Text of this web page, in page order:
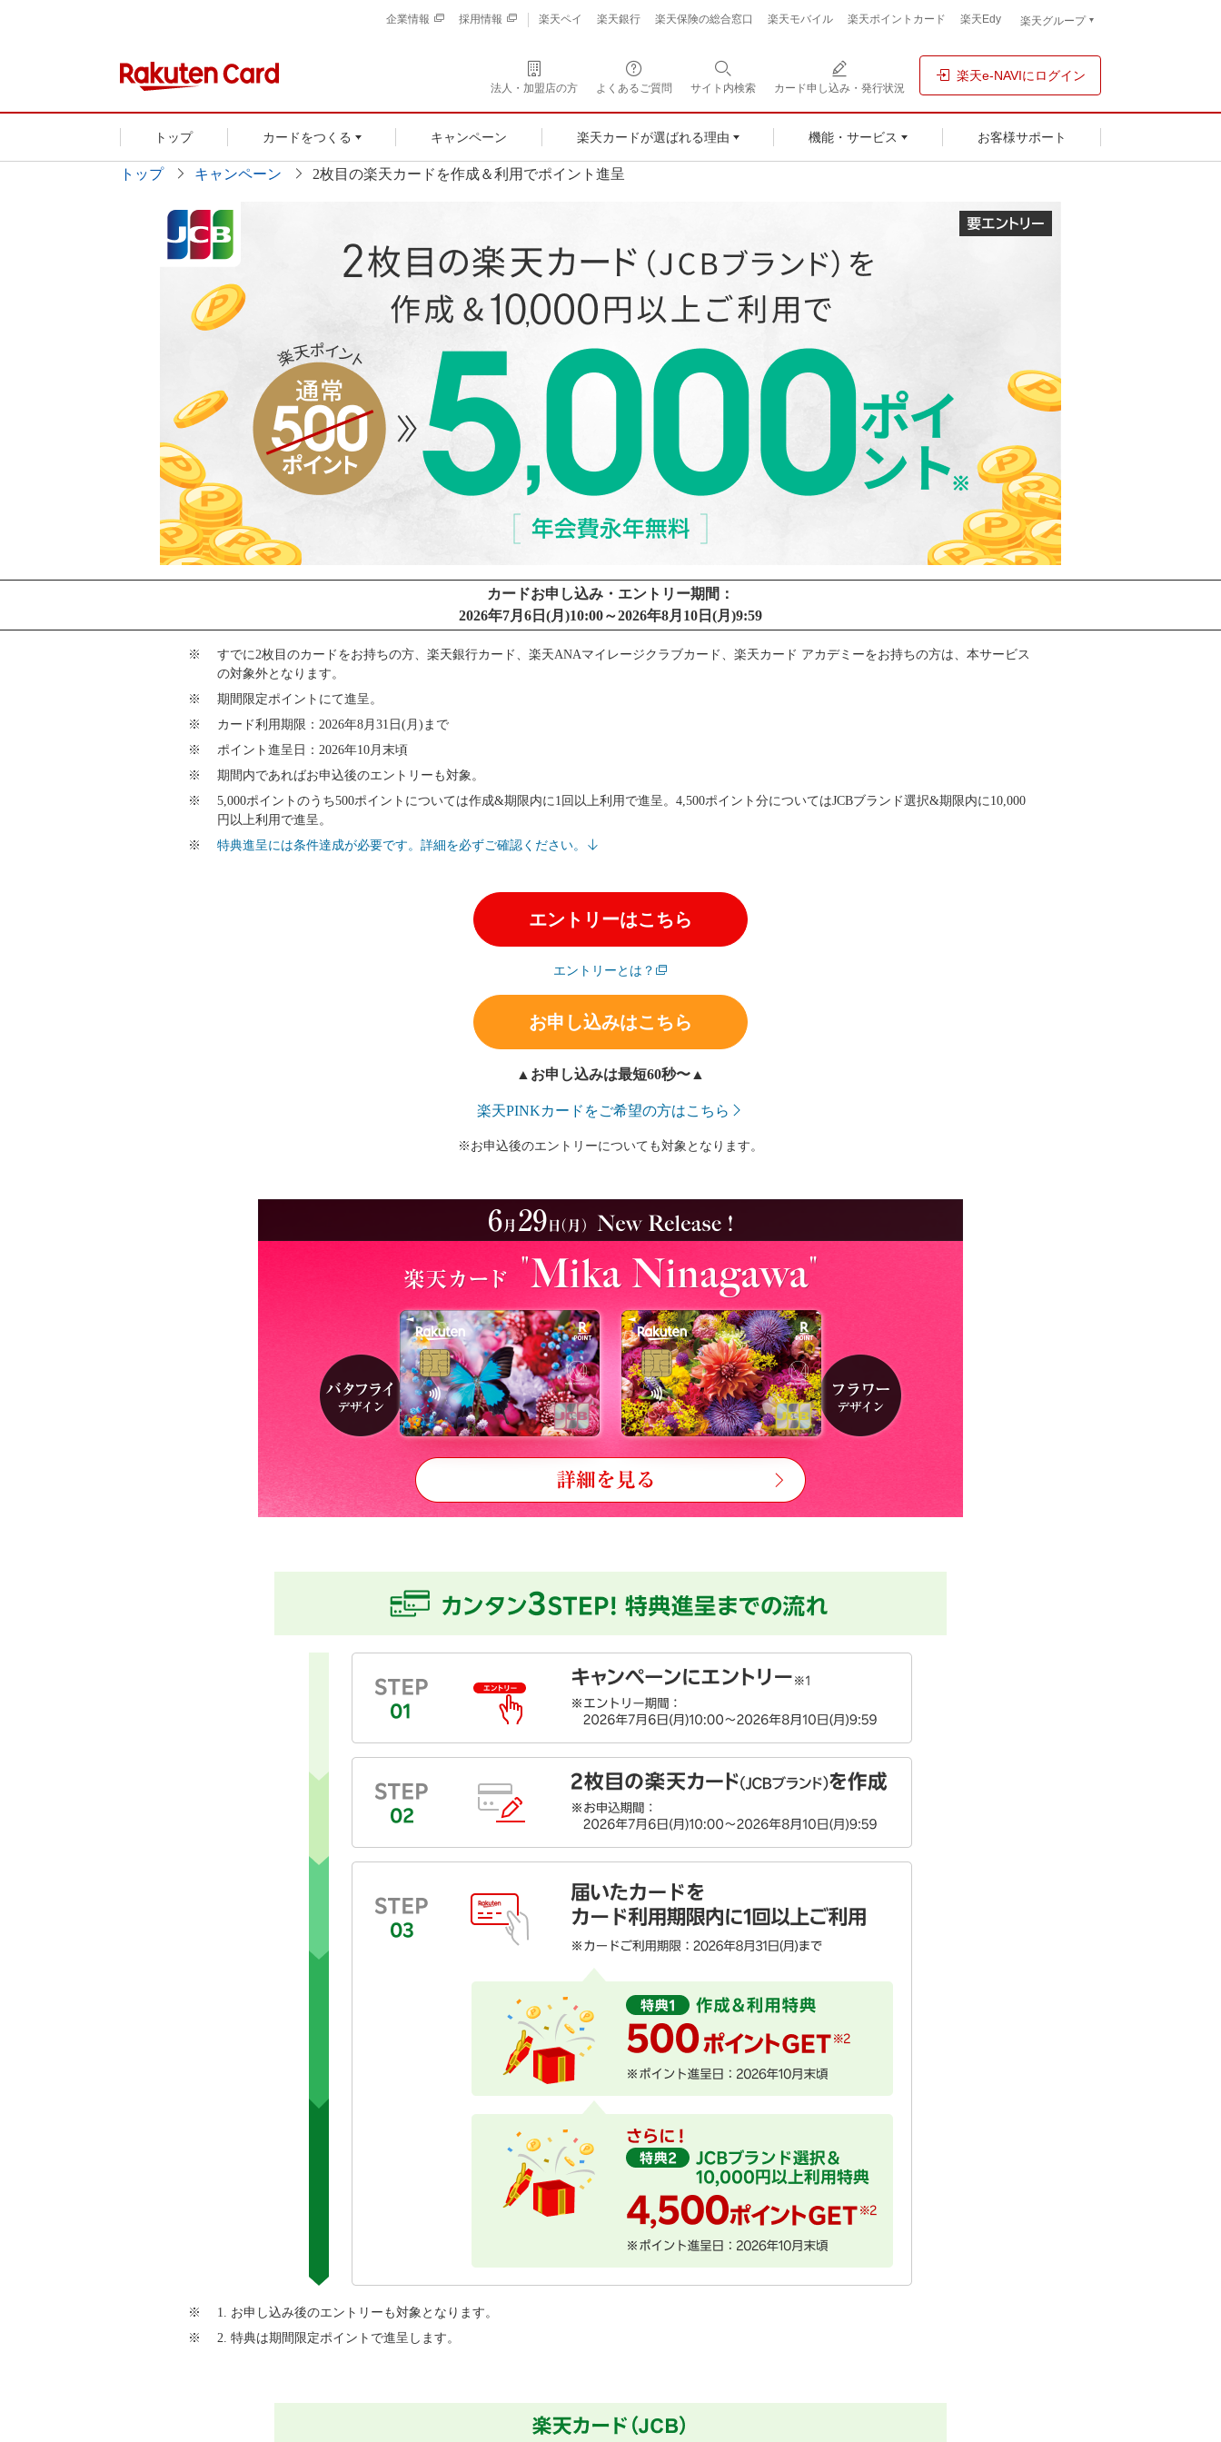
企業情報 採用情報 楽天ペイ 楽天銀行 楽天保険の総合窓口 楽天モバイル 楽天ポイントカード 楽天Edy 楽天グループ
法人・加盟店の方 よくあるご質問 サイト内検索 カード申し込み・発行状況
楽天e-NAVIにログイン
トップ カードをつくる キャンペーン 楽天カードが選ばれる理由 機能・サービス お客様サポート
トップ キャンペーン 2枚目の楽天カードを作成＆利用でポイント進呈
カードお申し込み・エントリー期間：
2026年7月6日(月)10:00～2026年8月10日(月)9:59
すでに2枚目のカードをお持ちの方、楽天銀行カード、楽天ANAマイレージクラブカード、楽天カード アカデミーをお持ちの方は、本サービス
の対象外となります。
期間限定ポイントにて進呈。
カード利用期限：2026年8月31日(月)まで
ポイント進呈日：2026年10月末頃
期間内であればお申込後のエントリーも対象。
5,000ポイントのうち500ポイントについては作成&期限内に1回以上利用で進呈。4,500ポイント分についてはJCBブランド選択&期限内に10,000
円以上利用で進呈。
特典進呈には条件達成が必要です。詳細を必ずご確認ください。
エントリーはこちら
エントリーとは？
お申し込みはこちら
▲お申し込みは最短60秒〜▲
楽天PINKカードをご希望の方はこちら
※お申込後のエントリーについても対象となります。
1. お申し込み後のエントリーも対象となります。
2. 特典は期間限定ポイントで進呈します。